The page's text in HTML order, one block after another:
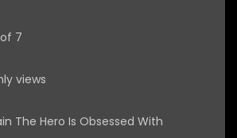
7
views
The Hero Is Obsessed With